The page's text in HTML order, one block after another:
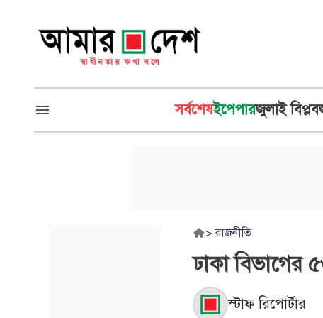
সর্বশেষইপেপারজুলাই বিপ্লব
> রাজনীতি
ঢাকা বিভাগের
স্টাফ রিপোর্টার